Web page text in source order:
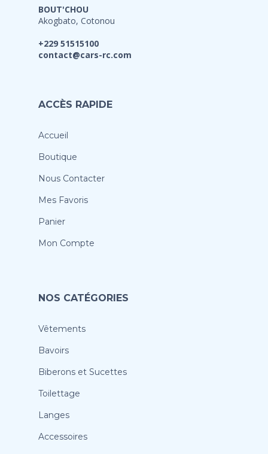
BOUT'CHOU
Akogbato, Cotonou
+229 51515100
contact@cars-rc.com
ACCÈS RAPIDE
Accueil
Boutique
Nous Contacter
Mes Favoris
Panier
Mon Compte
NOS CATÉGORIES
Vêtements
Bavoirs
Biberons et Sucettes
Toilettage
Langes
Accessoires